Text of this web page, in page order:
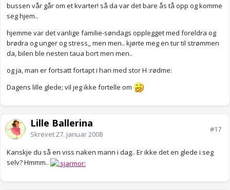
bussen vår går om et kvarter! så da var det bare ås tå opp og komme
seg hjem..
hjemme var det vanlige familie-søndags opplegget med foreldra og
brødra og unger og stress,, men men.. kjørte meg en tur til strømmen
da, bilen ble nesten taua bort men men..
og ja, man er fortsatt fortapt i han med stor H :rødme:
Dagens lille glede; vil jeg ikke fortelle om
Lille Ballerina
Skrevet27. januar 2008
#17
Kanskje du så en viss naken mann i dag.. Er ikke det en glede i seg
selv? Hmmm..